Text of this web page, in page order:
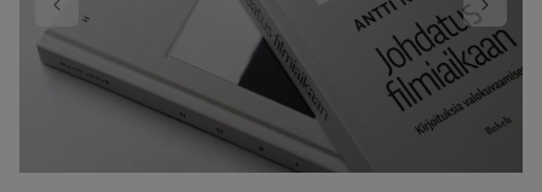
Previous Next